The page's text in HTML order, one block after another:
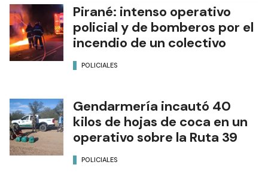
Pirané: intenso operativo
policial y de bomberos por el
incendio de un colectivo
POLICIALES
Gendarmería incautó 40
kilos de hojas de coca en un
operativo sobre la Ruta 39
POLICIALES